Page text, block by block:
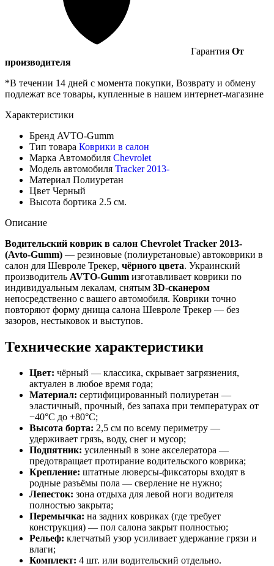
Гарантия От
производителя
*В течении 14 дней с момента покупки, Возврату и обмену
подлежат все товары, купленные в нашем интернет-магазине
Характеристики
Бренд AVTO-Gumm
Тип товара Коврики в салон
Марка Автомобиля Chevrolet
Модель автомобиля Tracker 2013-
Материал Полиуретан
Цвет Черный
Высота бортика 2.5 см.
Описание
Водительский коврик в салон Chevrolet Tracker 2013-
(Avto-Gumm) — резиновые (полиуретановые) автоковрики в
салон для Шевроле Трекер, чёрного цвета. Украинский
производитель AVTO-Gumm изготавливает коврики по
индивидуальным лекалам, снятым 3D-сканером
непосредственно с вашего автомобиля. Коврики точно
повторяют форму днища салона Шевроле Трекер — без
зазоров, нестыковок и выступов.
Технические характеристики
Цвет: чёрный — классика, скрывает загрязнения,
актуален в любое время года;
Материал: сертифицированный полиуретан —
эластичный, прочный, без запаха при температурах от
−40°C до +80°C;
Высота борта: 2,5 см по всему периметру —
удерживает грязь, воду, снег и мусор;
Подпятник: усиленный в зоне акселератора —
предотвращает протирание водительского коврика;
Крепление: штатные люверсы-фиксаторы входят в
родные разъёмы пола — сверление не нужно;
Лепесток: зона отдыха для левой ноги водителя
полностью закрыта;
Перемычка: на задних ковриках (где требует
конструкция) — пол салона закрыт полностью;
Рельеф: клетчатый узор усиливает удержание грязи и
влаги;
Комплект: 4 шт. или водительский отдельно.